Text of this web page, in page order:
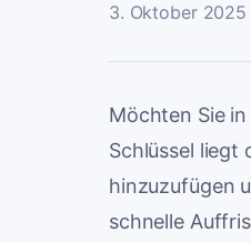
3. Oktober 2025
Möchten Sie
Schlüssel liegt
hinzuzufügen
schnelle